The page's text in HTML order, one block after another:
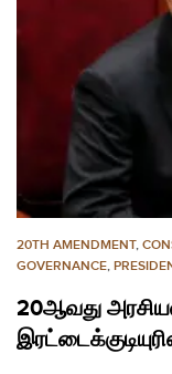
20TH AMENDMENT,
GOVERNANCE,
20ஆவது